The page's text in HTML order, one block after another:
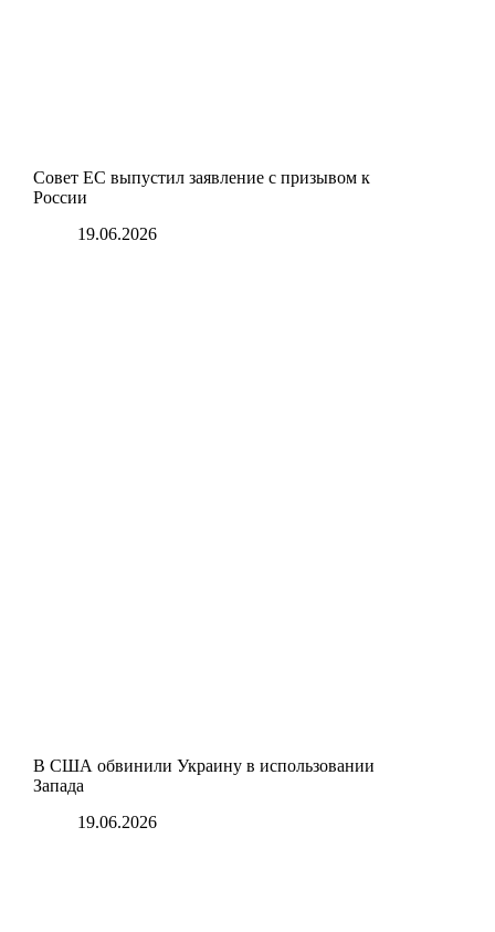
Совет ЕС выпустил заявление с призывом к
России
19.06.2026
В США обвинили Украину в использовании
Запада
19.06.2026